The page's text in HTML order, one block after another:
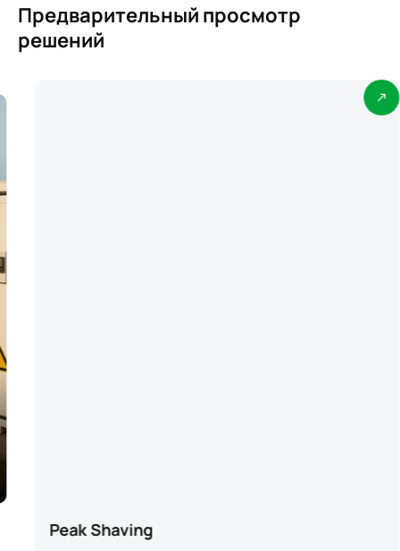
Предварительный просмотр
решений
Peak Shaving